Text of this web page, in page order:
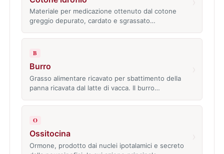
Materiale per medicazione ottenuto dal cotone
greggio depurato, cardato e sgrassato…
B
Burro
Grasso alimentare ricavato per sbattimento della
panna ricavata dal latte di vacca. Il burro…
O
Ossitocina
Ormone, prodotto dai nuclei ipotalamici e secreto